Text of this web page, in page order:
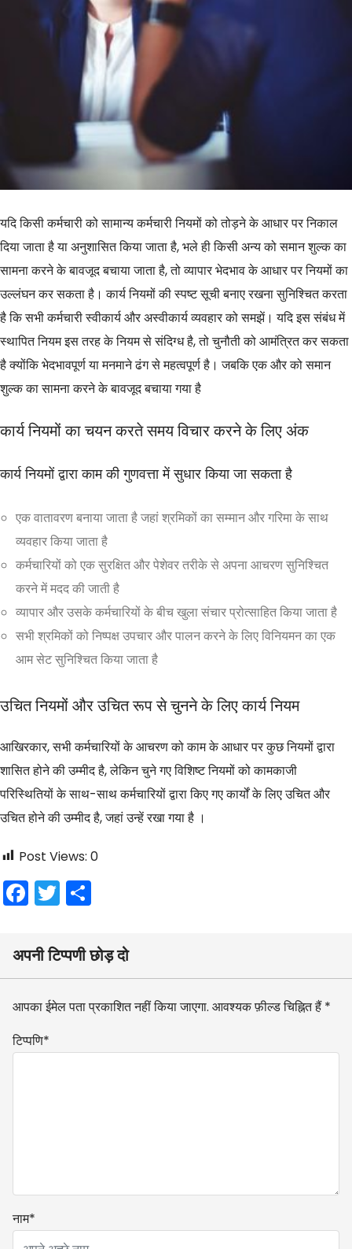
यदि किसी कर्मचारी को सामान्य कर्मचारी नियमों को तोड़ने के आधार पर निकाल
दिया जाता है या अनुशासित किया जाता है, भले ही किसी अन्य को समान शुल्क का
सामना करने के बावजूद बचाया जाता है, तो व्यापार भेदभाव के आधार पर नियमों का
उल्लंघन कर सकता है। कार्य नियमों की स्पष्ट सूची बनाए रखना सुनिश्चित करता
है कि सभी कर्मचारी स्वीकार्य और अस्वीकार्य व्यवहार को समझें। यदि इस संबंध में
स्थापित नियम इस तरह के नियम से संदिग्ध है, तो चुनौती को आमंत्रित कर सकता
है क्योंकि भेदभावपूर्ण या मनमाने ढंग से महत्वपूर्ण है। जबकि एक और को समान
शुल्क का सामना करने के बावजूद बचाया गया है
कार्य नियमों का चयन करते समय विचार करने के लिए अंक
कार्य नियमों द्वारा काम की गुणवत्ता में सुधार किया जा सकता है
एक वातावरण बनाया जाता है जहां श्रमिकों का सम्मान और गरिमा के साथ
व्यवहार किया जाता है
कर्मचारियों को एक सुरक्षित और पेशेवर तरीके से अपना आचरण सुनिश्चित
करने में मदद की जाती है
व्यापार और उसके कर्मचारियों के बीच खुला संचार प्रोत्साहित किया जाता है
सभी श्रमिकों को निष्पक्ष उपचार और पालन करने के लिए विनियमन का एक
आम सेट सुनिश्चित किया जाता है
उचित नियमों और उचित रूप से चुनने के लिए कार्य नियम
आखिरकार, सभी कर्मचारियों के आचरण को काम के आधार पर कुछ नियमों द्वारा
शासित होने की उम्मीद है, लेकिन चुने गए विशिष्ट नियमों को कामकाजी
परिस्थितियों के साथ-साथ कर्मचारियों द्वारा किए गए कार्यों के लिए उचित और
उचित होने की उम्मीद है, जहां उन्हें रखा गया है ।
Post Views: 0
F
a
c
e
o
o
T
w
itt
er
ar
e
अपनी टिप्पणी छोड़ दो
आपका ईमेल पता प्रकाशित नहीं किया जाएगा. आवश्यक फ़ील्ड चिह्नित हैं*
टिप्पणि*
नाम*